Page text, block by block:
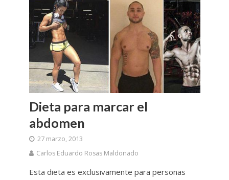
Dieta para marcar el
abdomen
27 marzo, 2013
Carlos Eduardo Rosas Maldonado
Esta dieta es exclusivamente para personas